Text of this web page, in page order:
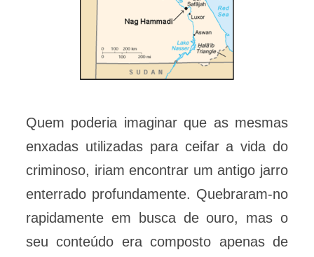
Quem poderia imaginar que as mesmas
enxadas utilizadas para ceifar a vida do
criminoso, iriam encontrar um antigo jarro
enterrado profundamente. Quebraram-no
rapidamente em busca de ouro, mas o
seu conteúdo era composto apenas de